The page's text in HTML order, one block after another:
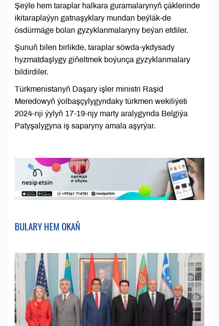
Şeýle hem taraplar halkara guramalarynyň çäklerinde
ikitaraplaýyn gatnaşyklary mundan beýläk-de
ösdürmäge bolan gyzyklanmalaryny beýan etdiler.
Şunuň bilen birlikde, taraplar söwda-ykdysady
hyzmatdaşlygy giňeltmek boýunça gyzyklanmalary
bildirdiler.
Türkmenistanyň Daşary işler ministri Raşid
Meredowyň ýolbaşçylygyndaky türkmen wekiliýeti
2024-nji ýylyň 17-19-njy marty aralygynda Belgiýa
Patyşalygyna iş saparyny amala aşyrýar.
BULARY HEM OKAŇ